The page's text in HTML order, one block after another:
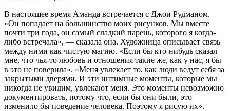
В настоящее время Аманда встречается с Джои Рудманом.
«Он попадает на большинство моих рисунков. Мы вместе
почти три года, он самый сладкий парень, которого я когда-
либо встречала», — сказала она. Художница описывает связь
между ними как чистую магию. «Если бы кто-нибудь сказал
мне, что чья-то любовь и отношения такие же, как у нас, я бы
в это не поверила». «Меня увлекает то, как люди ведут себя за
закрытыми дверями. И эти интимные моменты, которые мы
никогда не увидим, увлекают меня. Это моменты невозможно
документировать, потому что, если бы они были, это
изменило бы поведение человека. Поэтому я рисую их».